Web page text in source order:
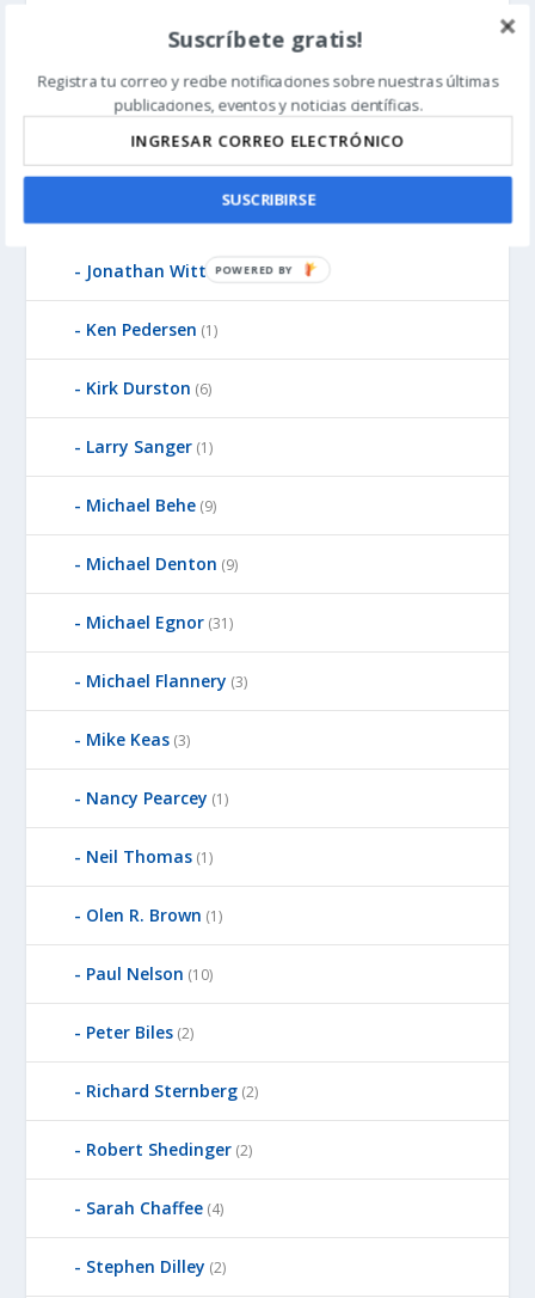
James Gills(1)
Jean-Pierre Luminet (2)
John West
Jonathan McLatchie
Jonathan Witt (3)
Ken Pedersen (1)
Kirk Durston (6)
Larry Sanger (1)
Michael Behe (9)
Michael Denton (9)
Michael Egnor (31)
Michael Flannery (3)
Mike Keas (3)
Nancy Pearcey (1)
Neil Thomas (1)
Olen R. Brown (1)
Paul Nelson (10)
Peter Biles (2)
Richard Sternberg (2)
Robert Shedinger (2)
Sarah Chaffee (4)
Stephen Dilley (2)
Suscríbete gratis!
Registra tu correo y recibe notificaciones sobre nuestras últimas
publicaciones, eventos y noticias científicas.
SUSCRIBIRSE
P